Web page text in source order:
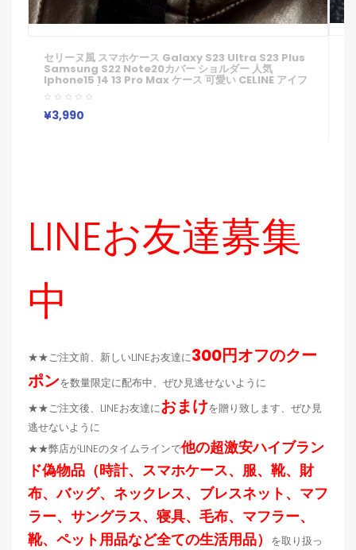
セリーヌ風 スマホケース Galaxy S23 Ultra S23 Plus
Samsung S22 Note20カバー ショルダー 人気
Iphone15 14 13 Pro Max ケース 可愛い CELINE アイフ
ォン13pro/xs Max 保護カバー バッグ風 エレガント
Galaxy S23 Ultra S22携帯ケース 大人 女子
¥3,990
LINEお友達募集
中
★★ご注文前、新しいLINEお友達に300円オフのクー
ポンを数量限定に配布中、ぜひ見逃せないように
★★ご注文後、LINEお友達におまけを贈り致します、ぜひ見
逃せないように
★★弊店がLINEのタイムラインで他の超激安ハイブラン
ド偽物品（時計、スマホケース、服、靴、財
布、バッグ、ネックレス、ブレスネット、マフ
ラー、サングラス、寝具、毛布、マフラー、
靴、ペット用品など全ての生活用品）
を取り扱っ